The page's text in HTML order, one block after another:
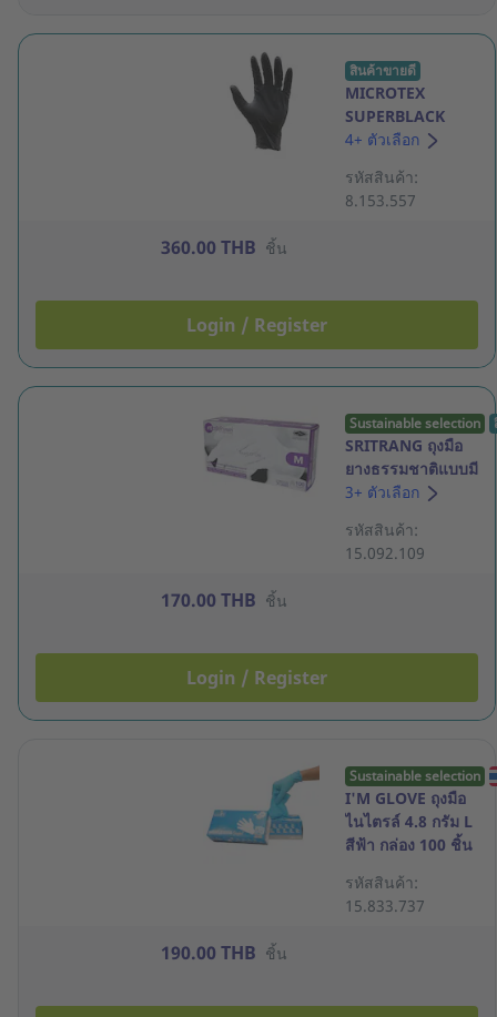
สินค้าขายดี
MICROTEX
SUPERBLACK
ถุงมือไนไตรล์ 6 มิล
ชิ้น
4+ ตัวเลือก
รหัสสินค้า:
8.153.557
360.00 THB ชิ้น
Login / Register
Sustainable selection
SRITRANG ถุงมือ
ยางธรรมชาติแบบมี
แป้ง 5.8 กรัม M สี
3+ ตัวเลือก
รหัสสินค้า:
15.092.109
170.00 THB ชิ้น
Login / Register
Sustainable selection
I'M GLOVE ถุงมือ
ไนไตรล์ 4.8 กรัม L
สีฟ้า กล่อง 100 ชิ้น
รหัสสินค้า:
15.833.737
190.00 THB ชิ้น